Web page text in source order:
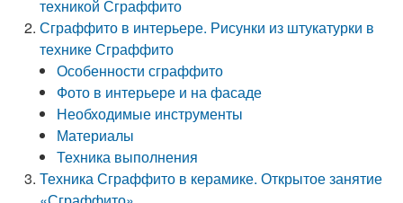
техникой Сграффито
Сграффито в интерьере. Рисунки из штукатурки в
технике Сграффито
Особенности сграффито
Фото в интерьере и на фасаде
Необходимые инструменты
Материалы
Техника выполнения
Техника Сграффито в керамике. Открытое занятие